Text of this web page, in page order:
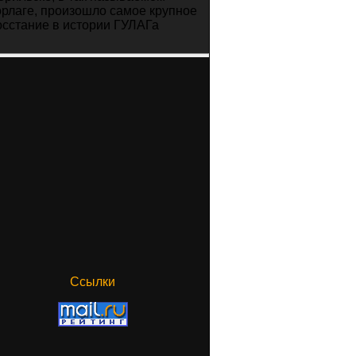
произошло самое крупное
в истории ГУЛАГа
Ссылки